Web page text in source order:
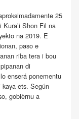
25
Kura’i Shon Fil na
na 2019. E
paso e
riba tera i bou
di
enserá ponementu
kaya ets. Según
gobièrnu a